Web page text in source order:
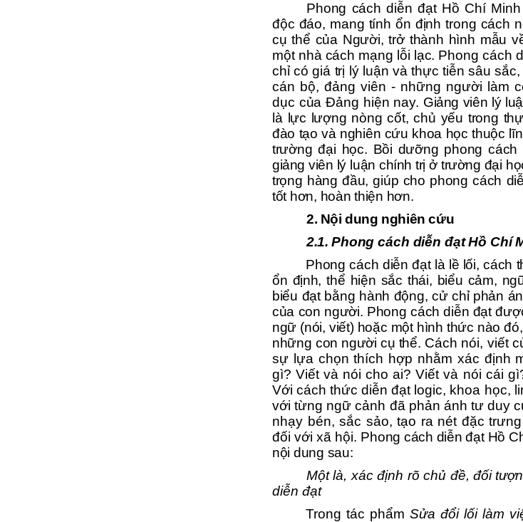
Phong cách diễn đạt Hồ Chí
độc đáo, mang tính ổn định trong cách
cụ thể của Người, trở thành hình mẫu
một nhà cách mạng lỗi lạc. Phong cách
chỉ có giá trị lý luận và thực tiễn sâu
cán bộ, đảng viên - những người làm
dục của Đảng hiện nay. Giảng viên lý
là lực lượng nòng cốt, chủ yếu trong
đào tạo và nghiên cứu khoa học thuộc
trường đại học. Bồi dưỡng phong
giảng viên lý luận chính trị ở trường đại
trọng hàng đầu, giúp cho phong cách
tốt hơn, hoàn thiện hơn.
2. Nội dung nghiên cứu
2.1. Phong cách diễn đạt Hồ Chí
Phong cách diễn đạt là lề lối, cách
ổn định, thể hiện sắc thái, biểu cảm,
biểu đạt bằng hành động, cử chỉ phản
của con người. Phong cách diễn đạt
ngữ (nói, viết) hoặc một hình thức nào
những con người cụ thể. Cách nói, viết
sự lựa chọn thích hợp nhằm xác định
gì? Viết và nói cho ai? Viết và nói cái
Với cách thức diễn đạt logic, khoa học,
với từng ngữ cảnh đã phản ánh tư duy
nhạy bén, sắc sảo, tạo ra nét đặc
đối với xã hội. Phong cách diễn đạt Hồ
nội dung sau:
Một là, xác định rõ chủ đề, đối
diễn đạt
Trong tác phẩmSửa đổi lối làm